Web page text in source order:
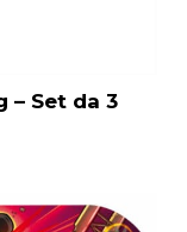
– Set da 3